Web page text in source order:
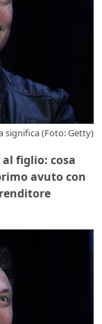
significa (Foto: Getty)
al figlio: cosa
avuto con